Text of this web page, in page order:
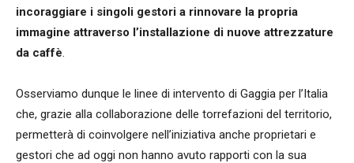
incoraggiare i singoli gestori a rinnovare la propria
immagine attraverso l’installazione di nuove attrezzature
da caffè.
Osserviamo dunque le linee di intervento di Gaggia per l’Italia
che, grazie alla collaborazione delle torrefazioni del territorio,
permetterà di coinvolgere nell’iniziativa anche proprietari e
gestori che ad oggi non hanno avuto rapporti con la sua